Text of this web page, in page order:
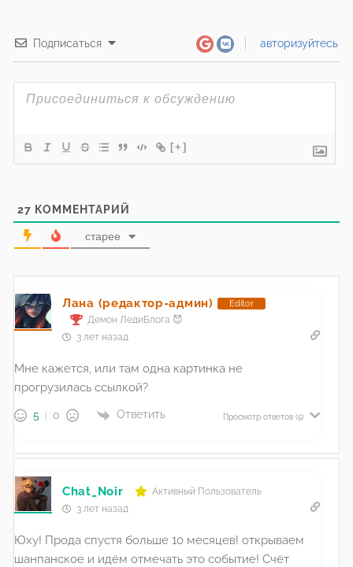
Подписаться авторизуйтесь
[+]
27 КОММЕНТАРИЙ
старее
Лана (редактор-админ) Editor
Демон ЛедиБлога 😈
3 лет назад
Мне кажется, или там одна картинка не
прогрузилась ссылкой?
5 0 Ответить Просмотр ответов (5)
Chat_Noir
Активный Пользователь
3 лет назад
Юху! Прода спустя больше 10 месяцев! открываем
шанпанское и идём отмечать это событие! Счёт